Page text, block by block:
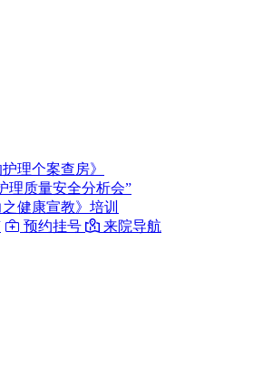
理个案查房》
理质量安全分析会”
健康宣教》培训
 预约挂号  来院导航